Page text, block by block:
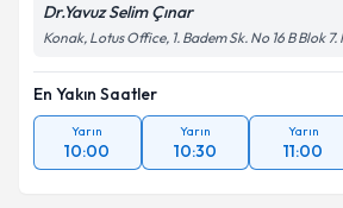
Kişisel verilerimin işlenmesine
Metni'ni okudum ve kişisel
Takvim Talebini
Dr.Yavuz Selim Çınar
Konak, Lotus Office, 1. Badem Sk. No 16 B Blok
En Yakın Saatler
Yarın
10:00
Yarın
10:30
Yarın
11:00